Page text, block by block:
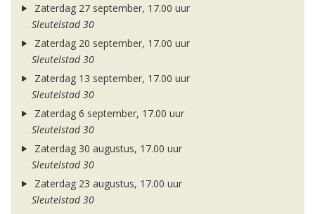
Zaterdag 27 september, 17.00 uur
Sleutelstad 30
Zaterdag 20 september, 17.00 uur
Sleutelstad 30
Zaterdag 13 september, 17.00 uur
Sleutelstad 30
Zaterdag 6 september, 17.00 uur
Sleutelstad 30
Zaterdag 30 augustus, 17.00 uur
Sleutelstad 30
Zaterdag 23 augustus, 17.00 uur
Sleutelstad 30